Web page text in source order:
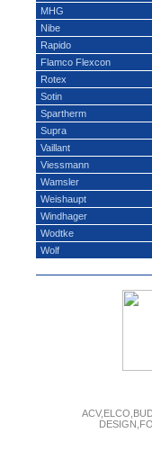
MHG
Nibe
Rapido
Flamco Flexcon
Rotex
Sotin
Spartherm
Supra
Vaillant
Viessmann
Wamsler
Weishaupt
Windhager
Wodtke
Wolf